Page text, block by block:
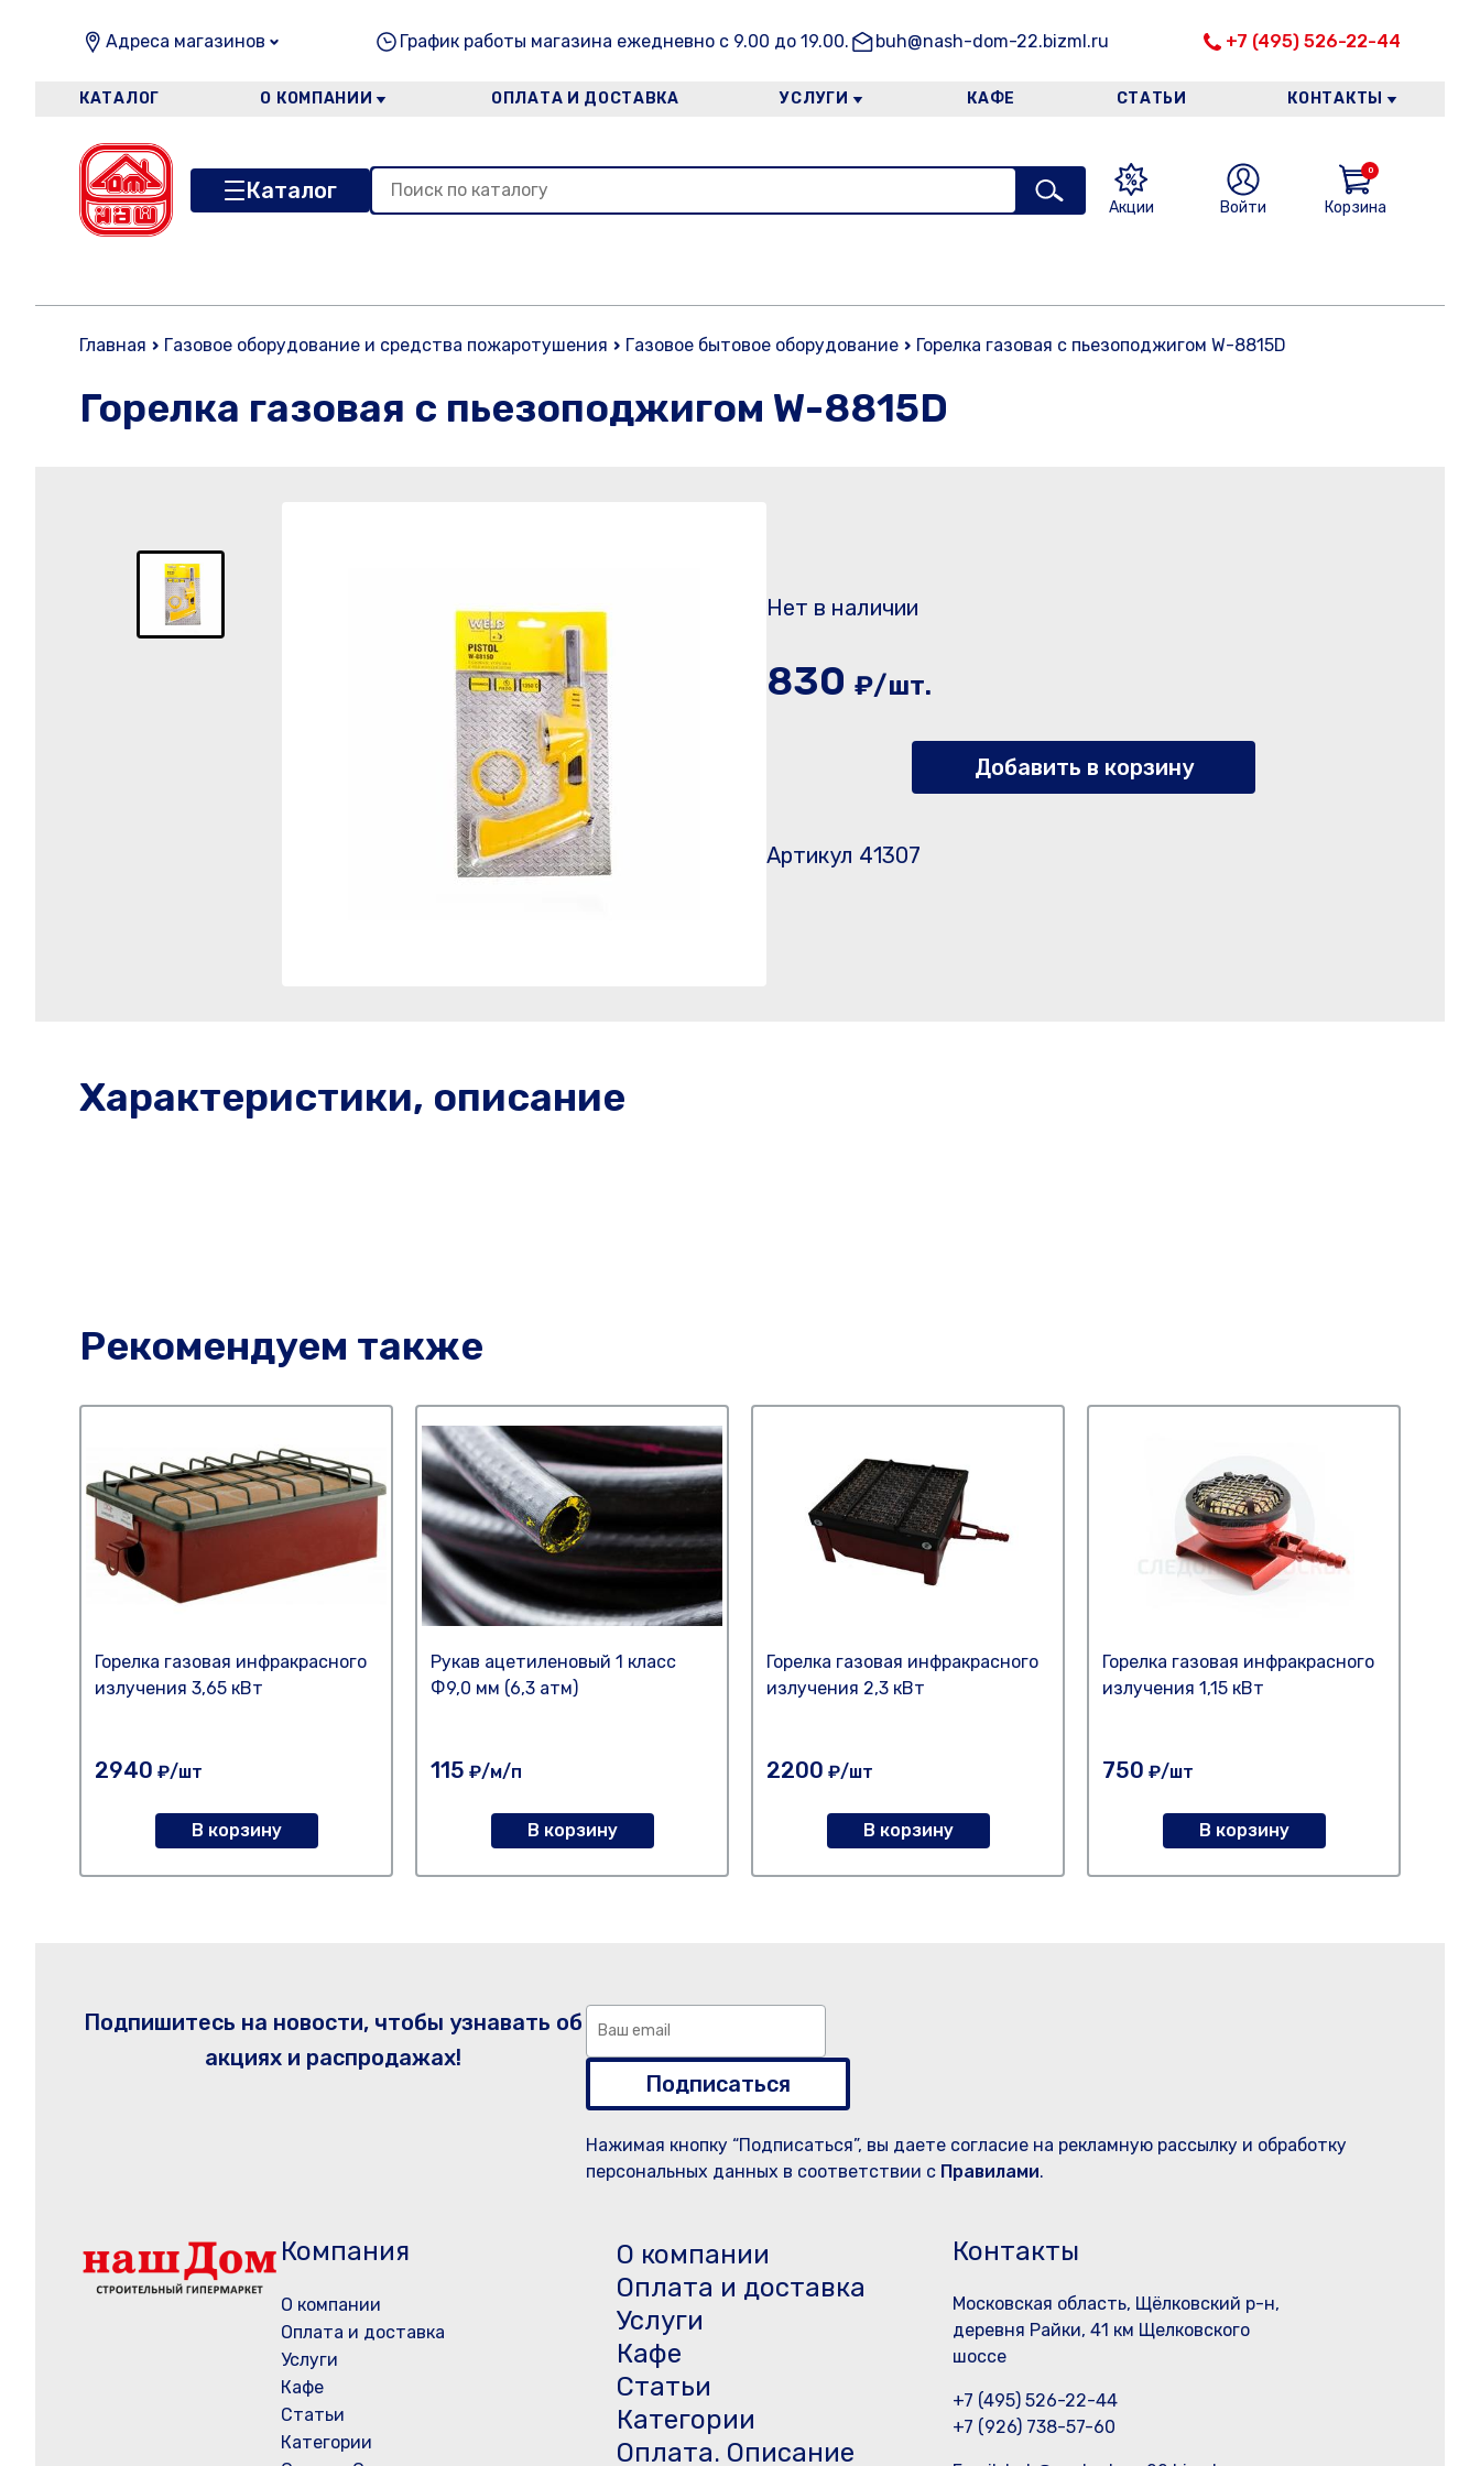
Адреса магазинов График работы магазина ежедневно с 9.00 до 19.00. buh@nash-dom-22.bizml.ru +7 (495) 526-22-44
КАТАЛОГ О КОМПАНИИ ОПЛАТА И ДОСТАВКА УСЛУГИ КАФЕ СТАТЬИ КОНТАКТЫ
Каталог
Акции Войти Корзина
0
Главная Газовое оборудование и средства пожаротушения Газовое бытовое оборудование Горелка газовая с пьезоподжигом W-8815D
Горелка газовая с пьезоподжигом W-8815D
Нет в наличии
830 ₽/шт.
Добавить в корзину
Артикул 41307
Характеристики, описание
Рекомендуем также
Горелка газовая инфракрасного
излучения 3,65 кВт
2940 ₽/шт
В корзину
Рукaв ацетиленовый 1 класс
Ф9,0 мм (6,3 атм)
115 ₽/м/п
В корзину
Горелка газовая инфракрасного
излучения 2,3 кВт
2200 ₽/шт
В корзину
Горелка газовая инфракрасного
излучения 1,15 кВт
750 ₽/шт
В корзину
Подпишитесь на новости, чтобы узнавать об
акциях и распродажах!
Подписаться
Нажимая кнопку “Подписаться”, вы даете согласие на рекламную рассылку и обработку
персональных данных в соответствии с Правилами.
Компания
О компании
Оплата и доставка
Услуги
Кафе
Статьи
Категории
О компании
Оплата и доставка
Услуги
Кафе
Статьи
Категории
Оплата. Описание
Контакты
Московская область, Щёлковский р-н,
деревня Райки, 41 км Щелковского
шоссе
+7 (495) 526-22-44
+7 (926) 738-57-60